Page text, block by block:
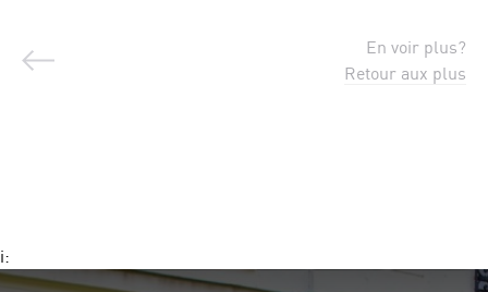
En voir plus?
Retour aux plus
i: